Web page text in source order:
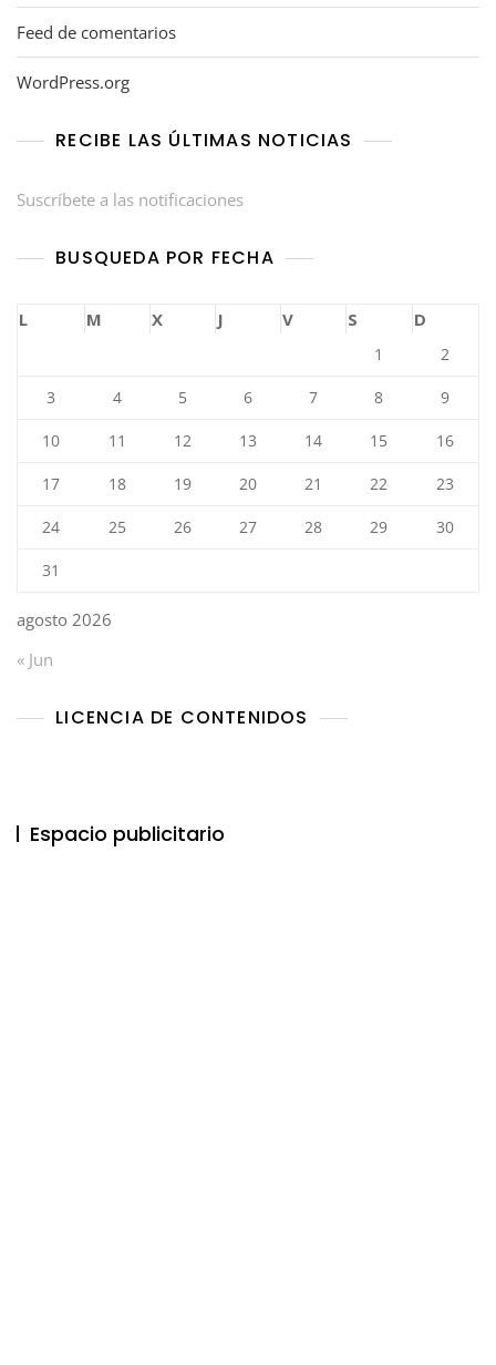
Feed de comentarios
WordPress.org
RECIBE LAS ÚLTIMAS NOTICIAS
Suscríbete a las notificaciones
BUSQUEDA POR FECHA
agosto 2026
L M X J V S D
1 2
3 4 5 6 7 8 9
10 11 12 13 14 15 16
17 18 19 20 21 22 23
24 25 26 27 28 29 30
31
« Jun
LICENCIA DE CONTENIDOS
Espacio publicitario